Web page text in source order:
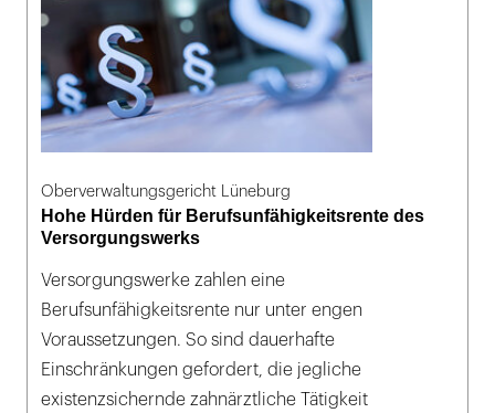
Oberverwaltungsgericht Lüneburg
Hohe Hürden für Berufsunfähigkeitsrente des
Versorgungswerks
Versorgungswerke zahlen eine
Berufsunfähigkeitsrente nur unter engen
Voraussetzungen. So sind dauerhafte
Einschränkungen gefordert, die jegliche
existenzsichernde zahnärztliche Tätigkeit